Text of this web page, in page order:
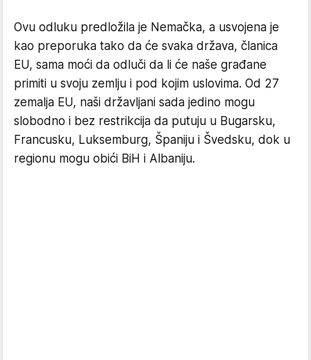
Ovu odluku predložila je Nemačka, a usvojena je
kao preporuka tako da će svaka država, članica
EU, sama moći da odluči da li će naše građane
primiti u svoju zemlju i pod kojim uslovima. Od 27
zemalja EU, naši državljani sada jedino mogu
slobodno i bez restrikcija da putuju u Bugarsku,
Francusku, Luksemburg, Španiju i Švedsku, dok u
regionu mogu obići BiH i Albaniju.